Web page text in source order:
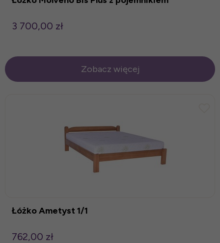
3 700,00 zł
Zobacz więcej
Łóżko Ametyst 1/1
762,00 zł